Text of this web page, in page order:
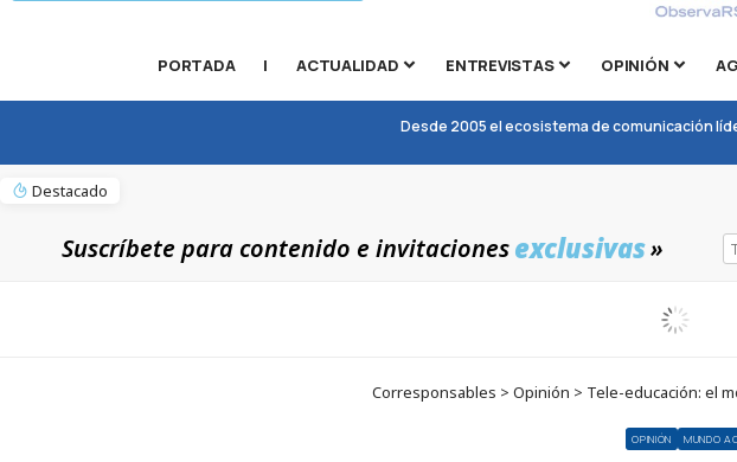
PORTADA | ACTUALIDAD ENTREVISTAS OPINIÓN
Desde 2005 el ecosistema de comunicación
Destacado
Suscríbete para contenido e invitacionesexclusivas»
Corresponsables > Opinión > Tele-educación: el
OPINIÓN MUNDO